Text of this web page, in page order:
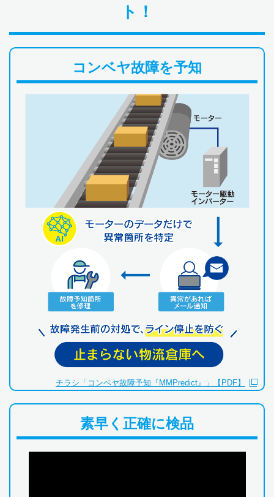
ト！
コンベヤ故障を予知
チラシ「コンベヤ故障予知『MMPredict』」【PDF】
素早く正確に検品